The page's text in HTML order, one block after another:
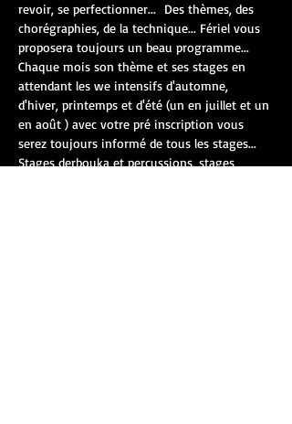
revoir, se perfectionner...  Des thèmes, des
chorégraphies, de la technique... Fériel vous
proposera toujours un beau programme...
Chaque mois son thème et ses stages en
attendant les we intensifs d'automne,
d'hiver, printemps et d'été (un en juillet et un
en août ) avec votre pré inscription vous
serez toujours informé de tous les stages...
Stages derbouka et percussions, stages